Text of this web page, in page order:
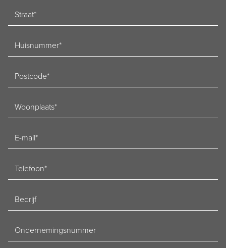
Straat
Huisnummer
Postcode
Woonplaats
mailadres
Telefoon
Bedrijf
Ondernemingsnummer